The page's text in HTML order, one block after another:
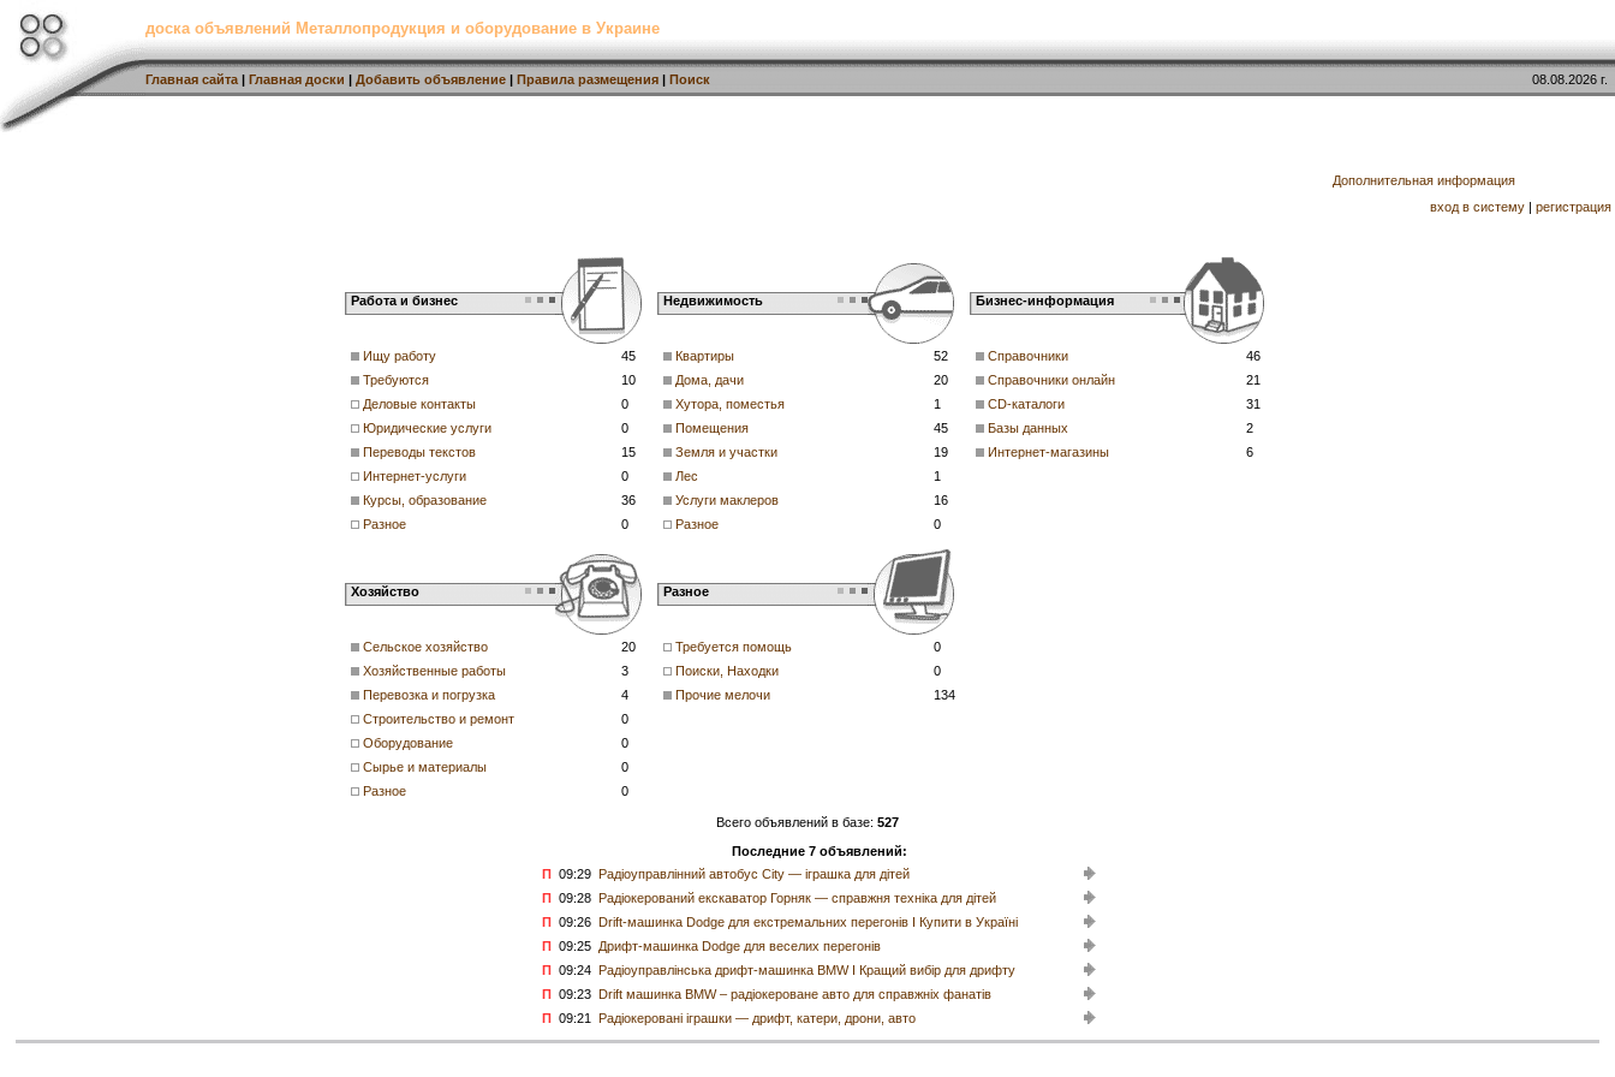
доска объявлений Металлопродукция и оборудование в Украине
Главная сайта | Главная доски | Добавить объявление | Правила размещения | Поиск 08.08.2026 г.
Дополнительная информация
вход в систему | регистрация
Работа и бизнес
Ищу работу
45
Требуются
10
Деловые контакты
0
Юридические услуги
0
Переводы текстов
15
Интернет-услуги
0
Курсы, образование
36
Разное
0
Недвижимость
Квартиры
52
Дома, дачи
20
Хутора, поместья
1
Помещения
45
Земля и участки
19
Лес
1
Услуги маклеров
16
Разное
0
Бизнес-информация
Справочники
46
Справочники онлайн
21
CD-каталоги
31
Базы данных
2
Интернет-магазины
6
Хозяйство
Сельское хозяйство
20
Хозяйственные работы
3
Перевозка и погрузка
4
Строительство и ремонт
0
Оборудование
0
Сырье и материалы
0
Разное
0
Разное
Требуется помощь
0
Поиски, Находки
0
Прочие мелочи
134
Всего объявлений в базе: 527
Последние 7 объявлений:
П 09:29 Радіоуправлінний автобус City — іграшка для дітей
П 09:28 Радіокерований екскаватор Горняк — справжня техніка для дітей
П 09:26 Drift-машинка Dodge для екстремальних перегонів I Купити в Україні
П 09:25 Дрифт-машинка Dodge для веселих перегонів
П 09:24 Радіоуправлінська дрифт-машинка BMW I Кращий вибір для дрифту
П 09:23 Drift машинка BMW – радіокероване авто для справжніх фанатів
П 09:21 Радіокеровані іграшки — дрифт, катери, дрони, авто